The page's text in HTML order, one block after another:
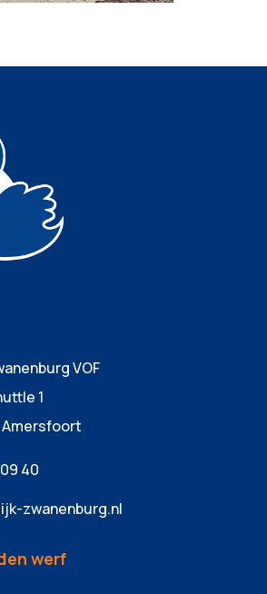
VOF
1
Amersfoort
40
zwanenburg.nl
werf